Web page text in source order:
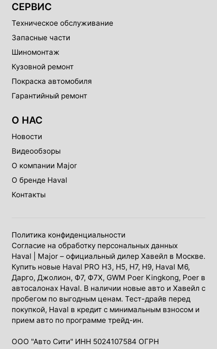
СЕРВИС
Техническое обслуживание
Запасные части
Шиномонтаж
Кузовной ремонт
Покраска автомобиля
Гарантийный ремонт
О НАС
Новости
Видеообзоры
О компании Major
О бренде Haval
Контакты
Политика конфиденциальности
Согласие на обработку персональных данных
Haval | Major – официальный дилер Хавейл в Москве.
Купить новые Haval PRO H3, Н5, H7, Н9, Haval М6,
Дарго, Джолион, Ф7, Ф7Х, GWM Poer Kingkong, Poer в
автосалонах Haval. В наличии новые авто и Хавейл с
пробегом по выгодным ценам. Тест-драйв перед
покупкой, Haval в кредит с минимальным взносом и
прием авто по программе трейд-ин.
ООО "Авто Сити" ИНН 5024107584 ОГРН